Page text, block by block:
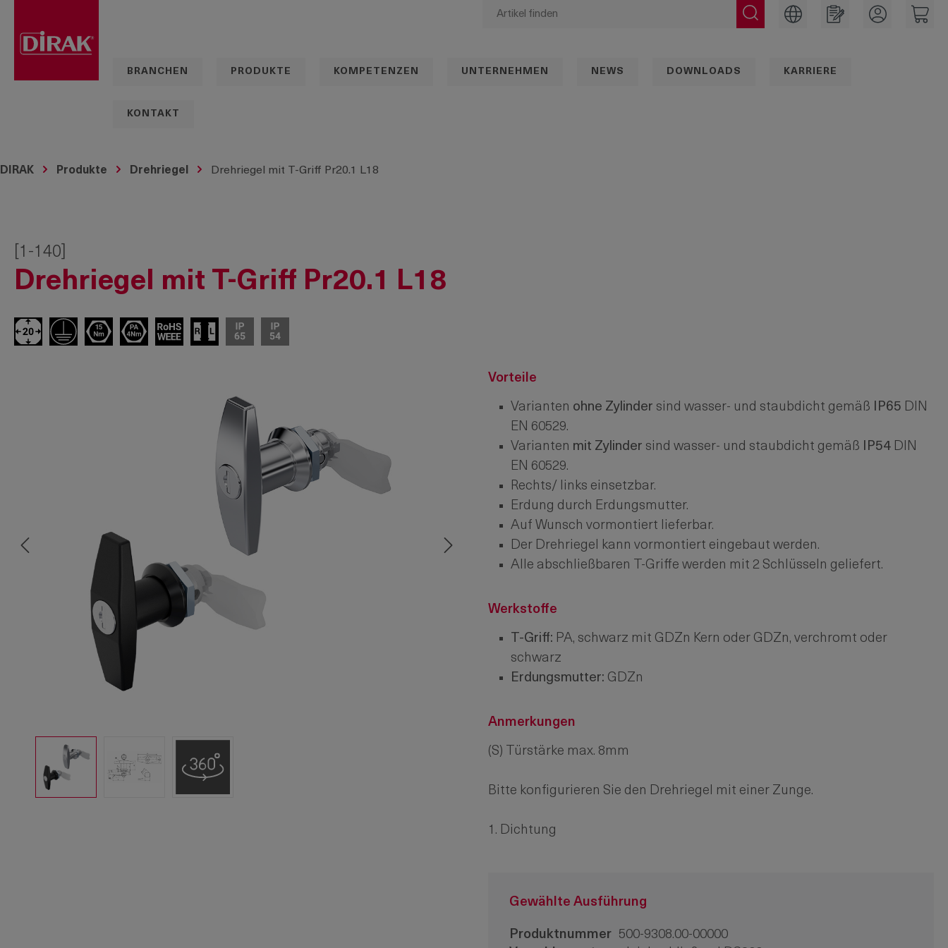
BRANCHEN PRODUKTE KOMPETENZEN UNTERNEHMEN NEWS DOWNLOADS KARRIERE
KONTAKT
DIRAK Produkte Drehriegel Drehriegel mit T-Griff Pr20.1 L18
[1-140]
Drehriegel mit T-Griff Pr20.1 L18
Vorteile
Varianten ohne Zylinder sind wasser- und staubdicht gemäß IP65 DIN
EN 60529.
Varianten mit Zylinder sind wasser- und staubdicht gemäß IP54 DIN
EN 60529.
Rechts/ links einsetzbar.
Erdung durch Erdungsmutter.
Auf Wunsch vormontiert lieferbar.
Der Drehriegel kann vormontiert eingebaut werden.
Alle abschließbaren T-Griffe werden mit 2 Schlüsseln geliefert.
Werkstoffe
T-Griff: PA, schwarz mit GDZn Kern oder GDZn, verchromt oder
schwarz
Erdungsmutter: GDZn
Anmerkungen
(S) Türstärke max. 8mm
Bitte konfigurieren Sie den Drehriegel mit einer Zunge.
1. Dichtung
Gewählte Ausführung
Produktnummer 500-9308.00-00000